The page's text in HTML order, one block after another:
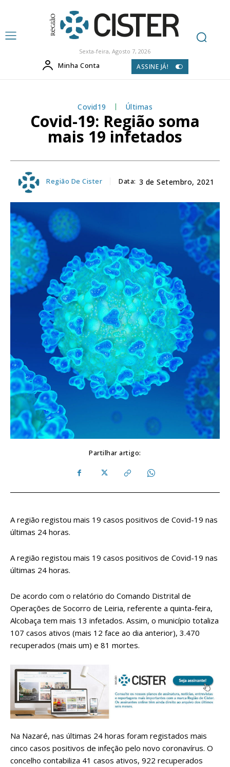
Sexta-feira, Agosto 7, 2026
Minha Conta ASSINE JÁ!
Covid19 Últimas
Covid-19: Região soma
mais 19 infetados
Região De Cister Data: 3 de Setembro, 2021
Partilhar artigo:
A região registou mais 19 casos positivos de Covid-19 nas
últimas 24 horas.
A região registou mais 19 casos positivos de Covid-19 nas
últimas 24 horas.
De acordo com o relatório do Comando Distrital de
Operações de Socorro de Leiria, referente a quinta-feira,
Alcobaça tem mais 13 infetados. Assim, o município totaliza
107 casos ativos (mais 12 face ao dia anterior), 3.470
recuperados (mais um) e 81 mortes.
Na Nazaré, nas últimas 24 horas foram registados mais
cinco casos positivos de infeção pelo novo coronavírus. O
concelho contabiliza 41 casos ativos, 922 recuperados